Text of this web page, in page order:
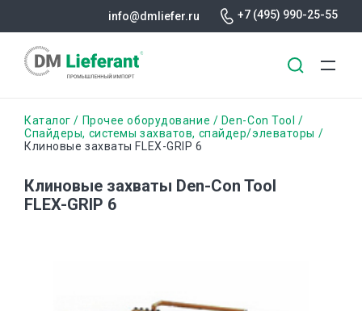
основному
info@dmliefer.ru +7 (495) 990-25-55
Строка
навигации
Каталог Прочее оборудование
Den-Con Tool
Спайдеры, системы захватов, спайдер/элеваторы
Клиновые захваты FLEX-GRIP 6
Клиновые захваты Den-Con Tool
FLEX-GRIP 6